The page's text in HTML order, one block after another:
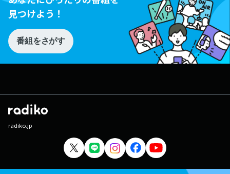
見つけよう！
番組をさがす
radiko.jp